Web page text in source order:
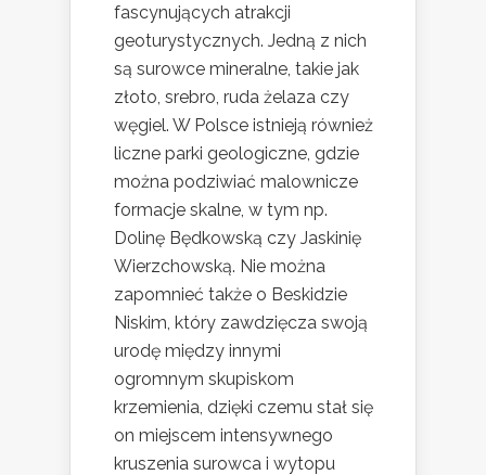
fascynujących atrakcji
geoturystycznych. Jedną z nich
są surowce mineralne, takie jak
złoto, srebro, ruda żelaza czy
węgiel. W Polsce istnieją również
liczne parki geologiczne, gdzie
można podziwiać malownicze
formacje skalne, w tym np.
Dolinę Będkowską czy Jaskinię
Wierzchowską. Nie można
zapomnieć także o Beskidzie
Niskim, który zawdzięcza swoją
urodę między innymi
ogromnym skupiskom
krzemienia, dzięki czemu stał się
on miejscem intensywnego
kruszenia surowca i wytopu